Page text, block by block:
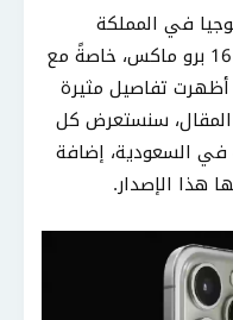
في المملكة
العربية السعودية عن سعر آيفون 16 برو ماكس، خاصةً مع
تفاصيل مثيرة
سنستعرض كل
في السعودية، إضافة
هذا الإصدار.